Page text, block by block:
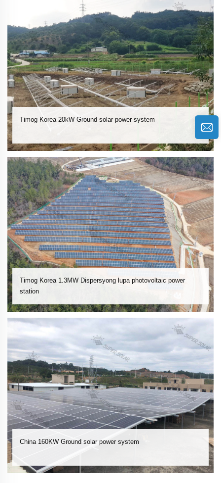
Timog Korea 20kW Ground solar power system
Timog Korea 1.3MW Dispersyong lupa photovoltaic power
station
China 160KW Ground solar power system